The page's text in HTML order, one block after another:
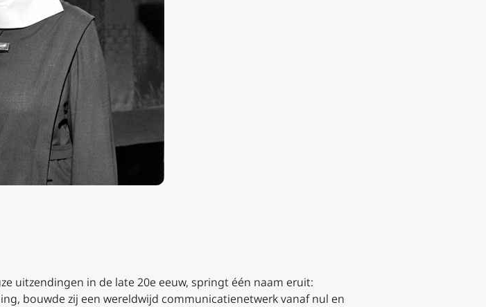
uitzendingen in de late 20e eeuw, springt één naam eruit:
bouwde zij een wereldwijd communicatienetwerk vanaf nul en